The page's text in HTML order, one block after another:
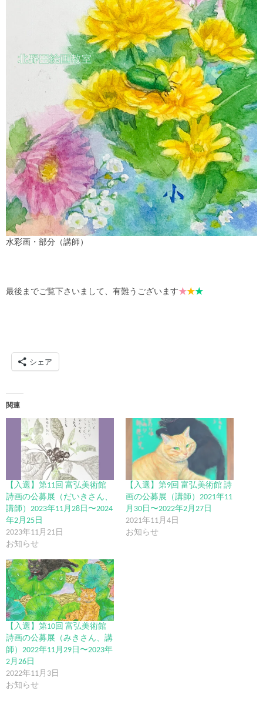
水彩画・部分（講師）
最後までご覧下さいまして、有難うございます★★★
シェア
関連
【入選】第11回 富弘美術館
詩画の公募展（だいきさん、
講師）2023年11月28日〜2024
年2月25日
2023年11月21日
お知らせ
【入選】第9回 富弘美術館 詩
画の公募展（講師）2021年11
月30日〜2022年2月27日
2021年11月4日
お知らせ
【入選】第10回 富弘美術館
詩画の公募展（みきさん、講
師）2022年11月29日〜2023年
2月26日
2022年11月3日
お知らせ